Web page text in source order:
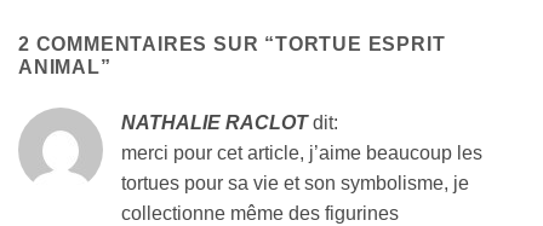
2 COMMENTAIRES SUR “TORTUE ESPRIT
ANIMAL”
NATHALIE RACLOT dit:
merci pour cet article, j’aime beaucoup les
tortues pour sa vie et son symbolisme, je
collectionne même des figurines